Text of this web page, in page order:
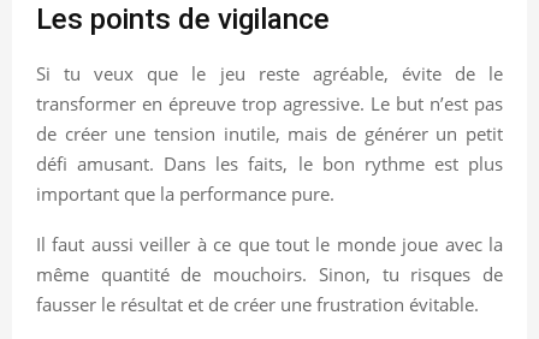
Les points de vigilance
Si tu veux que le jeu reste agréable, évite de le
transformer en épreuve trop agressive. Le but n’est pas
de créer une tension inutile, mais de générer un petit
défi amusant. Dans les faits, le bon rythme est plus
important que la performance pure.
Il faut aussi veiller à ce que tout le monde joue avec la
même quantité de mouchoirs. Sinon, tu risques de
fausser le résultat et de créer une frustration évitable.